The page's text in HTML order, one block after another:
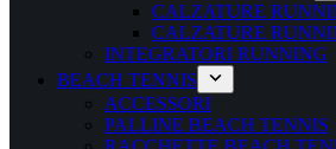
CALZATURE
CALZATURE
INTEGRATORI RUNNING
BEACH TENNIS
ACCESSORI
PALLINE BEACH TENNIS